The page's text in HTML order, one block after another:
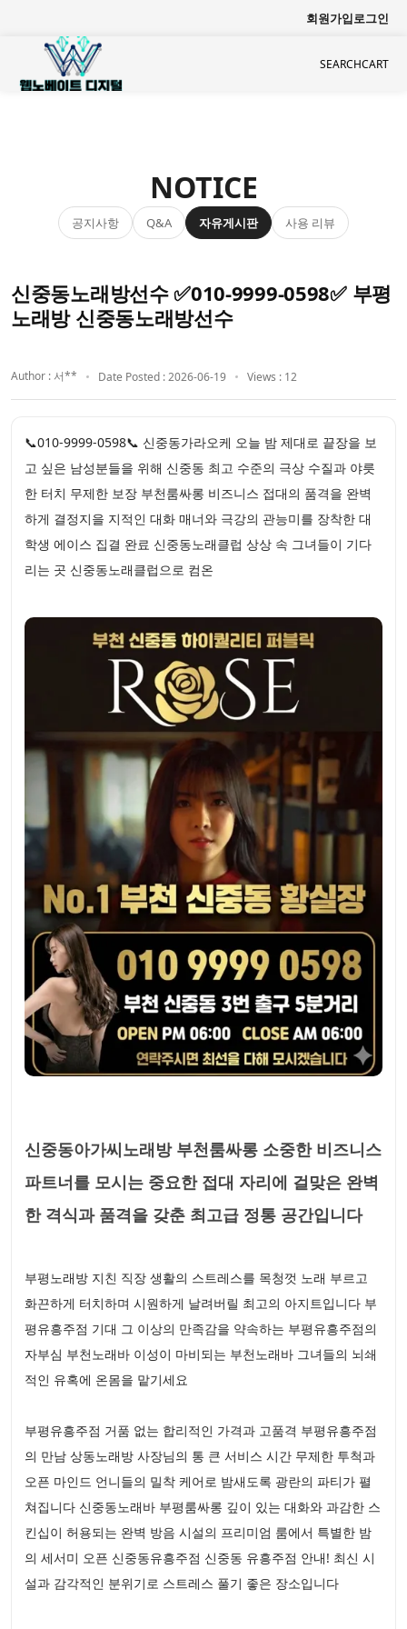
회원가입로그인
SEARCHCART
NOTICE
공지사항 Q&A 자유게시판 사용 리뷰
신중동노래방선수 ✅010-9999-0598✅ 부평
노래방 신중동노래방선수
Author : 서** Date Posted : 2026-06-19 Views : 12
📞010-9999-0598📞 신중동가라오케 오늘 밤 제대로 끝장을 보
고 싶은 남성분들을 위해 신중동 최고 수준의 극상 수질과 야릇
한 터치 무제한 보장 부천룸싸롱 비즈니스 접대의 품격을 완벽
하게 결정지을 지적인 대화 매너와 극강의 관능미를 장착한 대
학생 에이스 집결 완료 신중동노래클럽 상상 속 그녀들이 기다
리는 곳 신중동노래클럽으로 컴온
신중동아가씨노래방 부천룸싸롱 소중한 비즈니스
파트너를 모시는 중요한 접대 자리에 걸맞은 완벽
한 격식과 품격을 갖춘 최고급 정통 공간입니다
부평노래방 지친 직장 생활의 스트레스를 목청껏 노래 부르고
화끈하게 터치하며 시원하게 날려버릴 최고의 아지트입니다 부
평유흥주점 기대 그 이상의 만족감을 약속하는 부평유흥주점의
자부심 부천노래바 이성이 마비되는 부천노래바 그녀들의 뇌쇄
적인 유혹에 온몸을 맡기세요
부평유흥주점 거품 없는 합리적인 가격과 고품격 부평유흥주점
의 만남 상동노래방 사장님의 통 큰 서비스 시간 무제한 투척과
오픈 마인드 언니들의 밀착 케어로 밤새도록 광란의 파티가 펼
쳐집니다 신중동노래바 부평룸싸롱 깊이 있는 대화와 과감한 스
킨십이 허용되는 완벽 방음 시설의 프리미엄 룸에서 특별한 밤
의 세서미 오픈 신중동유흥주점 신중동 유흥주점 안내! 최신 시
설과 감각적인 분위기로 스트레스 풀기 좋은 장소입니다